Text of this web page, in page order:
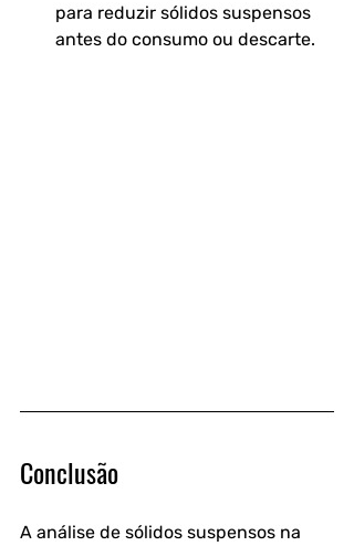
para reduzir sólidos suspensos
antes do consumo ou descarte.
Conclusão
A análise de sólidos suspensos na